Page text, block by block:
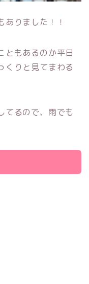
りました！！
ともあるのか平日
くりと見てまわる
てるので、雨でも